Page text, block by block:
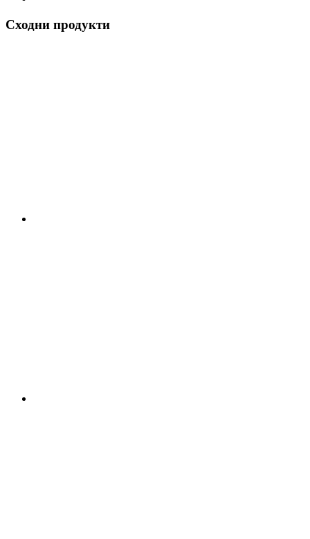
Сходни продукти